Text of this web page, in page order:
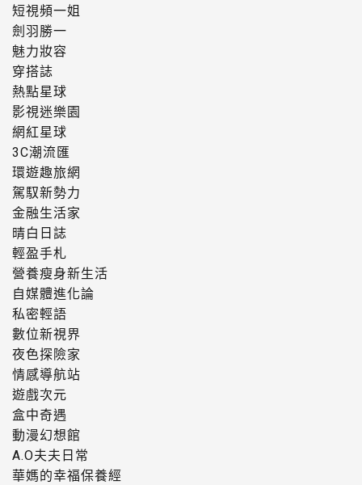
短視頻一姐
劍羽勝一
魅力妝容
穿搭誌
熱點星球
影視迷樂園
網紅星球
3C潮流匯
環遊趣旅網
駕馭新勢力
金融生活家
晴白日誌
輕盈手札
營養瘦身新生活
自媒體進化論
私密輕語
數位新視界
夜色探險家
情感導航站
遊戲次元
盒中奇遇
動漫幻想館
A.O夫夫日常
華媽的幸福保養經